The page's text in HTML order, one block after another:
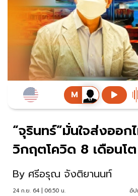
“จุรินทร์”มั่นใจส่งออก
วิกฤตโควิด 8 เดือนโ
By ศรีอรุณ จังติยานนท์
24 ก.ย. 64 | 06:50 น. อัป